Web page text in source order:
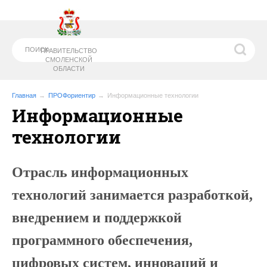
ПРАВИТЕЛЬСТВО
СМОЛЕНСКОЙ
ОБЛАСТИ
МИНИСТЕРСТВООБРАЗОВАНИЯ И
НАУКИ СМОЛЕНСКОЙ ОБЛАСТИ
Главная ПРОФориентир Информационные технологии
Информационные
технологии
Отрасль информационных
технологий занимается разработкой,
внедрением и поддержкой
программного обеспечения,
цифровых систем, инноваций и